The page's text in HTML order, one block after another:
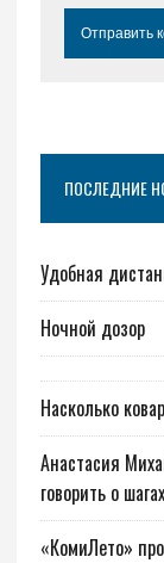
ПОСЛЕДНИЕ
Удобная
Ночной дозор
Насколько
Анастасия
говорить о
«КомиЛето»